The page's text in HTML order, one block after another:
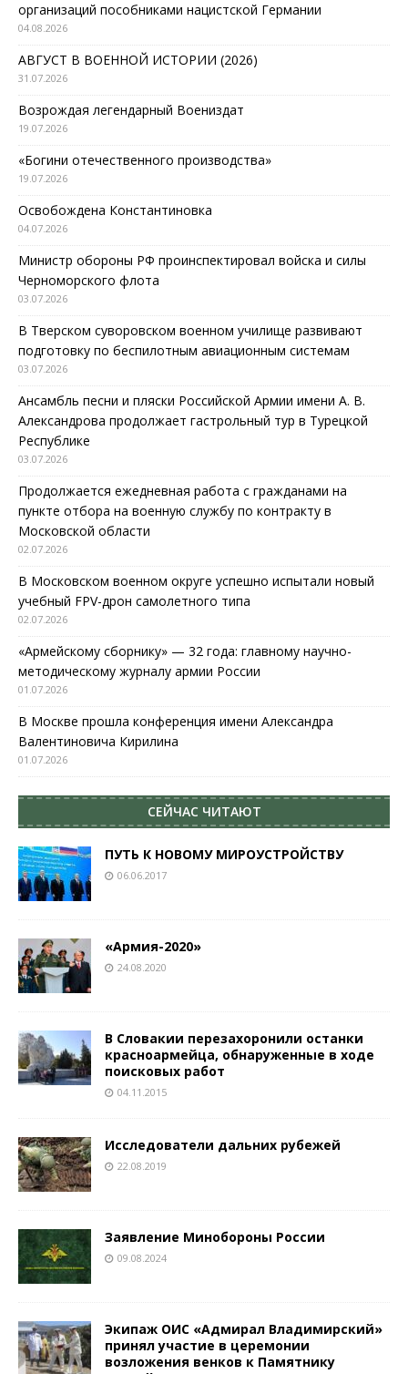
организаций пособниками нацистской Германии
04.08.2026
АВГУСТ В ВОЕННОЙ ИСТОРИИ (2026)
31.07.2026
Возрождая легендарный Воениздат
19.07.2026
«Богини отечественного производства»
19.07.2026
Освобождена Константиновка
04.07.2026
Министр обороны РФ проинспектировал войска и силы
Черноморского флота
03.07.2026
В Тверском суворовском военном училище развивают
подготовку по беспилотным авиационным системам
03.07.2026
Ансамбль песни и пляски Российской Армии имени А. В.
Александрова продолжает гастрольный тур в Турецкой
Республике
03.07.2026
Продолжается ежедневная работа с гражданами на
пункте отбора на военную службу по контракту в
Московской области
02.07.2026
В Московском военном округе успешно испытали новый
учебный FPV-дрон самолетного типа
02.07.2026
«Армейскому сборнику» — 32 года: главному научно-
методическому журналу армии России
01.07.2026
В Москве прошла конференция имени Александра
Валентиновича Кирилина
01.07.2026
СЕЙЧАС ЧИТАЮТ
ПУТЬ К НОВОМУ МИРОУСТРОЙСТВУ
06.06.2017
«Армия-2020»
24.08.2020
В Словакии перезахоронили останки
красноармейца, обнаруженные в ходе
поисковых работ
04.11.2015
Исследователи дальних рубежей
22.08.2019
Заявление Минобороны России
09.08.2024
Экипаж ОИС «Адмирал Владимирский»
принял участие в церемонии
возложения венков к Памятнику